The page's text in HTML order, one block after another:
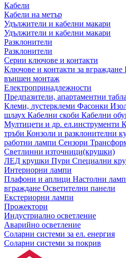
Кабели
Кабели на метър
Удължители и кабелни макари
Удължители и кабелни макари
Разклонители
Разклонители
Серии ключове и контакти
Ключове и контакти за вграждане
външен монтаж
Електропринадлежности
Предпазители, апартаментни табла
Клеми, лустерклеми Фасонки
шлаух Кабелни скоби Кабелни
Мултицети и др. ел.инструменти
тръби Конзоли и разклонителни
работни лампи Сензори
Светлинни източници(крушки)
ЛЕД крушки Пури Специални
Интериорни лампи
Плафони и аплици Настолни
вграждане Осветителни панели
Екстериорни лампи
Прожектори
Индустриално осветление
Аварийно осветление
Соларни системи за ел. енергия
Соларни системи за покрив